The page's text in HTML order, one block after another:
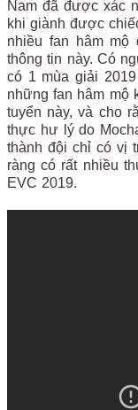
Nam đã được xác
khi giành được
nhiều fan hâm
thông tin này. Có
có 1 mùa giải
những fan hâm mộ
tuyển này, và cho
thực hư lý do
thành đội chỉ có vị
ràng có rất nhiều
EVC 2019.